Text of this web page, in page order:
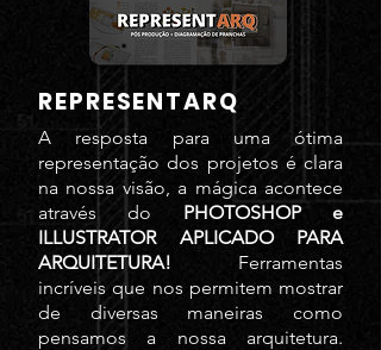
REPRESENTARQ
A resposta para uma ótima
representação dos projetos é clara
na nossa visão, a mágica acontece
através do PHOTOSHOP e
ILLUSTRATOR APLICADO PARA
ARQUITETURA! Ferramentas
incríveis que nos permitem mostrar
de diversas maneiras como
pensamos a nossa arquitetura.